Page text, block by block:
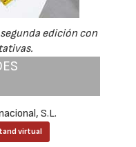
edición con
S.L.
virtual